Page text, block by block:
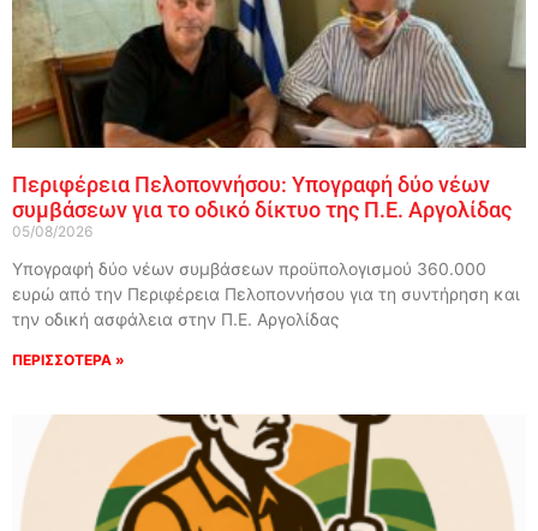
Περιφέρεια Πελοποννήσου: Υπογραφή δύο νέων
συμβάσεων για το οδικό δίκτυο της Π.Ε. Αργολίδας
05/08/2026
Υπογραφή δύο νέων συμβάσεων προϋπολογισμού 360.000
ευρώ από την Περιφέρεια Πελοποννήσου για τη συντήρηση και
την οδική ασφάλεια στην Π.Ε. Αργολίδας
ΠΕΡΙΣΣΟΤΕΡΑ »